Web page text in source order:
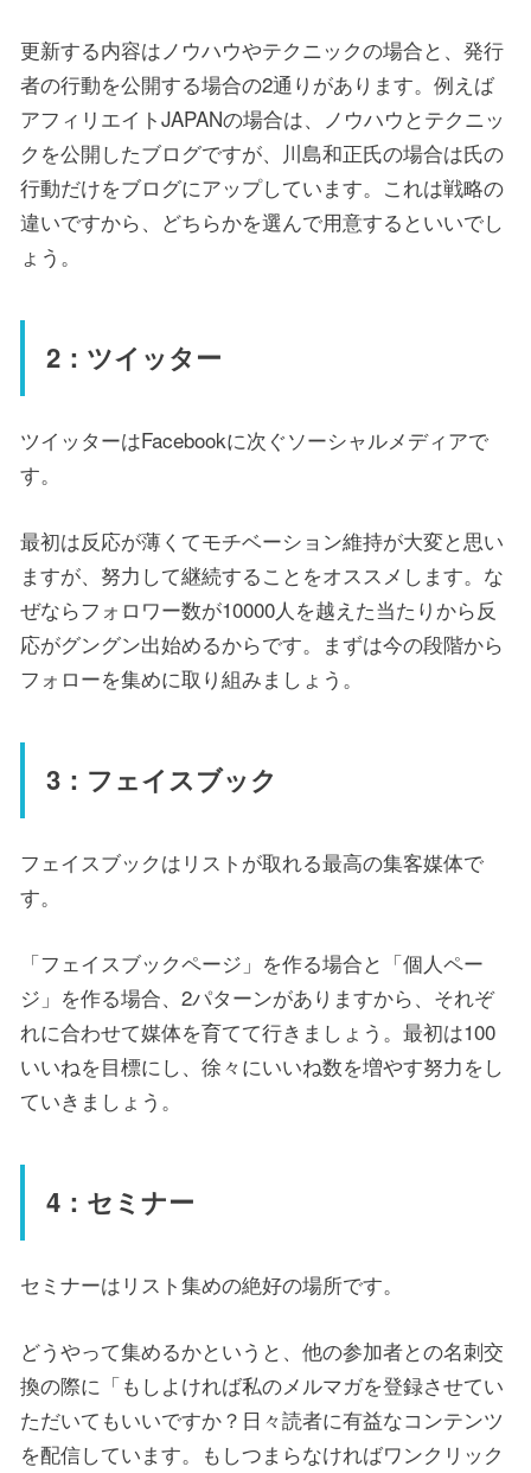
更新する内容はノウハウやテクニックの場合と、発行
者の行動を公開する場合の2通りがあります。例えば
アフィリエイトJAPANの場合は、ノウハウとテクニッ
クを公開したブログですが、川島和正氏の場合は氏の
行動だけをブログにアップしています。これは戦略の
違いですから、どちらかを選んで用意するといいでし
ょう。
2：ツイッター
ツイッターはFacebookに次ぐソーシャルメディアで
す。
最初は反応が薄くてモチベーション維持が大変と思い
ますが、努力して継続することをオススメします。な
ぜならフォロワー数が10000人を越えた当たりから反
応がグングン出始めるからです。まずは今の段階から
フォローを集めに取り組みましょう。
3：フェイスブック
フェイスブックはリストが取れる最高の集客媒体で
す。
「フェイスブックページ」を作る場合と「個人ペー
ジ」を作る場合、2パターンがありますから、それぞ
れに合わせて媒体を育てて行きましょう。最初は100
いいねを目標にし、徐々にいいね数を増やす努力をし
ていきましょう。
4：セミナー
セミナーはリスト集めの絶好の場所です。
どうやって集めるかというと、他の参加者との名刺交
換の際に「もしよければ私のメルマガを登録させてい
ただいてもいいですか？日々読者に有益なコンテンツ
を配信しています。もしつまらなければワンクリック